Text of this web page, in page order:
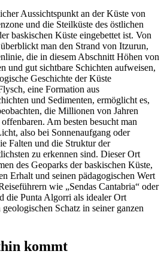
Aussichtspunkt an der Küste von
und die Steilküste des östlichen
baskischen Küste eingebettet ist. Von
man den Strand von Itzurun,
die in diesem Abschnitt Höhen von
und gut sichtbare Schichten aufweisen,
Geschichte der Küste
eine Formation aus
und Sedimenten, ermöglicht es,
die Millionen von Jahren
Am besten besucht man
also bei Sonnenaufgang oder
Falten und die Struktur der
zu erkennen sind. Dieser Ort
des Geoparks der baskischen Küste,
Erhalt und seinen pädagogischen Wert
wie „Sendas Cantabria“ oder
die Punta Algorri als idealer Ort
Schatz in seiner ganzen
kommt